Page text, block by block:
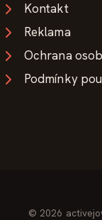
Kontakt
Reklama
Ochrana
Podmínky
© 2026